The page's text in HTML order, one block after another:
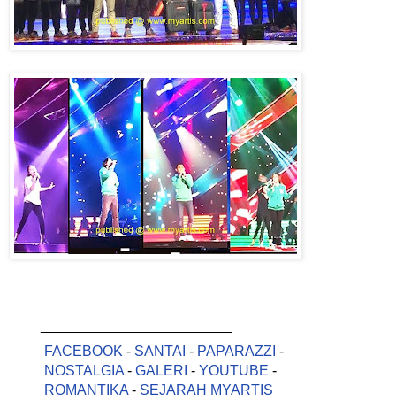
FACEBOOK - SANTAI - PAPARAZZI -
NOSTALGIA- GALERI - YOUTUBE -
ROMANTIKA- SEJARAH MYARTIS